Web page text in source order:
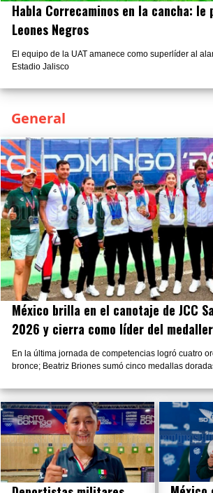
Habla Correcaminos en la cancha: le
Leones Negros
El equipo de la UAT amanece como superlíder al
Estadio Jalisco
General
México brilla en el canotaje de JCC
2026 y cierra como líder del
En la última jornada de competencias logró cuatro
bronce; Beatriz Briones sumó cinco medallas